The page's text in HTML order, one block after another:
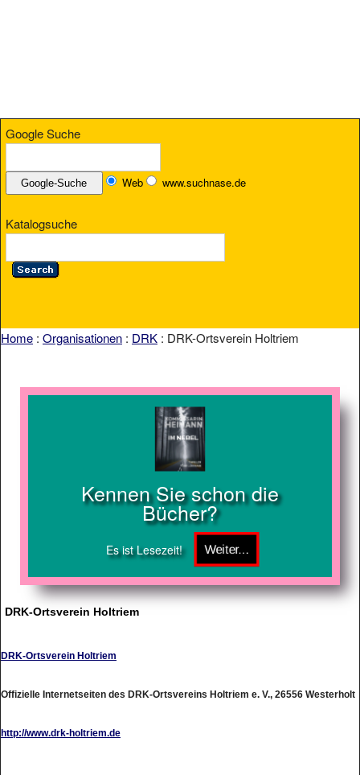
Google Suche
Web www.suchnase.de
Katalogsuche
Home : Organisationen : DRK : DRK-Ortsverein Holtriem
Kennen Sie schon die
Bücher?
Es ist Lesezeit!
DRK-Ortsverein Holtriem
DRK-Ortsverein Holtriem
Offizielle Internetseiten des DRK-Ortsvereins Holtriem e. V., 26556 Westerholt
http://www.drk-holtriem.de